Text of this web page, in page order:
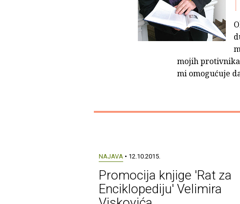
mojih
mi omogućuje
NAJAVA • 12.10.2015.
Promocija knjige 'Rat za
Enciklopediju' Velimira